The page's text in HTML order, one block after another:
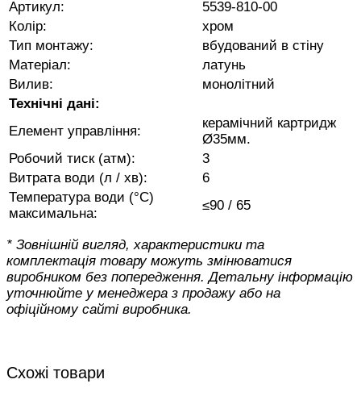
Артикул:
5539-810-00
Колір:
хром
Тип монтажу:
вбудований в стіну
Матеріал:
латунь
Вилив:
монолітний
Технічні дані:
Елемент управління:
керамічний картридж
Ø35мм.
Робочий тиск (атм):
3
Витрата води (л / хв):
6
Температура води (°C)
максимальна:
≤90 / 65
* Зовнішній вигляд, характеристики та
комплектація товару можуть змінюватися
виробником без попередження. Детальну інформацію
уточнюйте у менеджера з продажу або на
офіційному сайті виробника.
Схожі товари